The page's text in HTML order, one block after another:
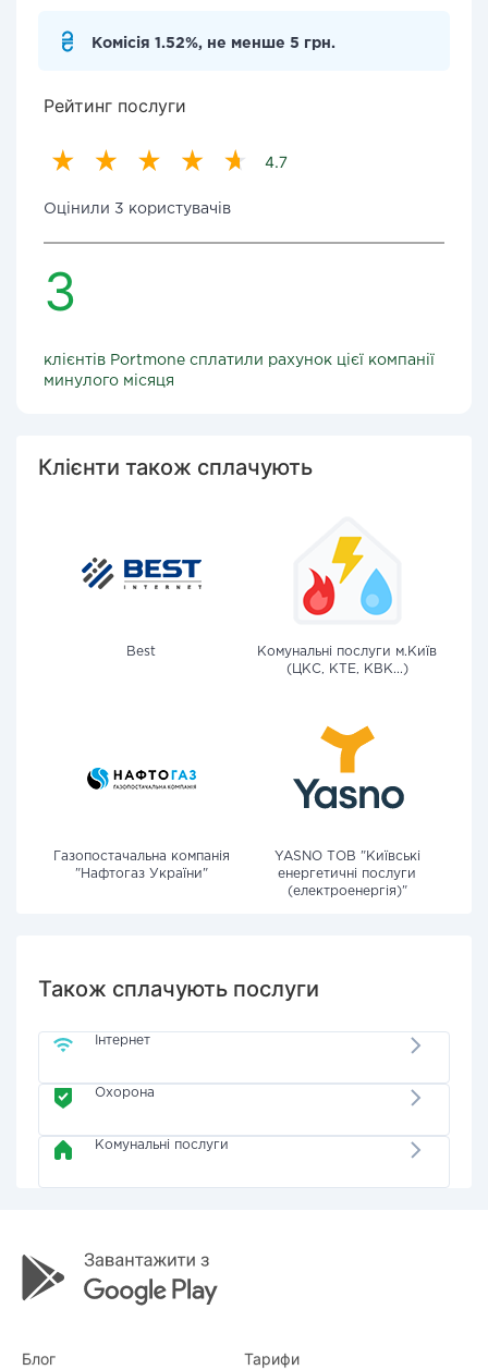
Комісія 1.52%, не менше 5 грн.
Рейтинг послуги
4.7
Оцінили 3 користувачів
3
клієнтів Portmone сплатили рахунок цієї компанії
минулого місяця
Клієнти також сплачують
Best
Комунальні послуги м.Київ
(ЦКС, КТЕ, КВК...)
Газопостачальна компанія
"Нафтогаз України"
YASNO ТОВ "Київські
енергетичні послуги
(електроенергія)"
Також сплачують послуги
Інтернет
Охорона
Комунальні послуги
Блог Тарифи